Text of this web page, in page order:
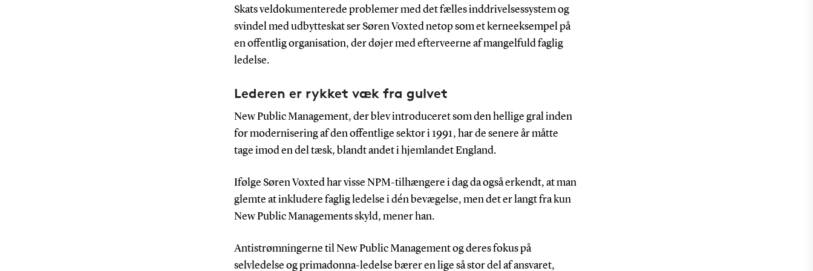
Skats veldokumenterede problemer med det fælles inddrivelsessystem og
svindel med udbytteskat ser Søren Voxted netop som et kerneeksempel på
en offentlig organisation, der døjer med efterveerne af mangelfuld faglig
ledelse.
Lederen er rykket væk fra gulvet
New Public Management, der blev introduceret som den hellige gral inden
for modernisering af den offentlige sektor i 1991, har de senere år måtte
tage imod en del tæsk, blandt andet i hjemlandet England.
Ifølge Søren Voxted har visse NPM-tilhængere i dag da også erkendt, at man
glemte at inkludere faglig ledelse i dén bevægelse, men det er langt fra kun
New Public Managements skyld, mener han.
Antistrømningerne til New Public Management og deres fokus på
selvledelse og primadonna-ledelse bærer en lige så stor del af ansvaret,